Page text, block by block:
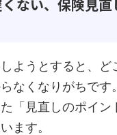
ない、保険見
ようとすると、ど
なくなりがちです。
「見直しのポイン
ます。